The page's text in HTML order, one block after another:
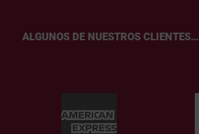
ALGUNOS DE NUESTROS CLIENTES…